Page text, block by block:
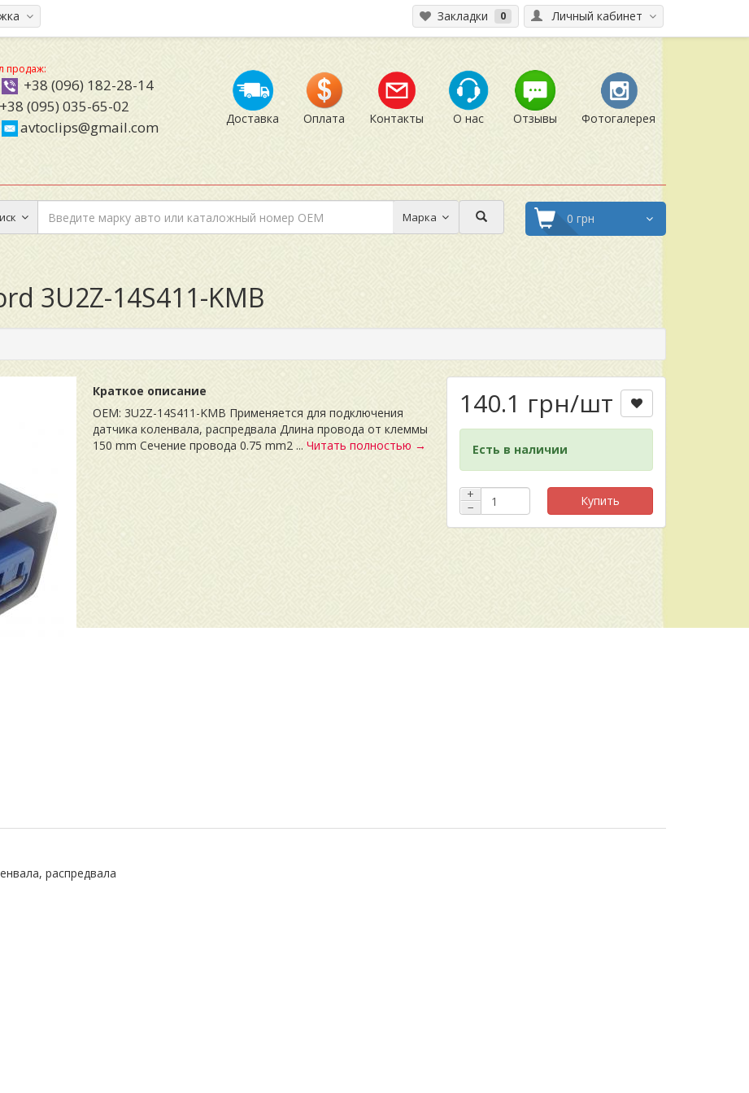
Личный кабинет
Закладки 0
продаж:
+38 (096) 182-28-14
+38 (095) 035-65-02
avtoclips@gmail.com
Доставка Оплата Контакты О нас Отзывы Фотогалерея
Марка 0 грн
3U2Z-14S411-KMB
Краткое описание
OEM: 3U2Z-14S411-KMB Применяется для подключения
датчика коленвала, распредвала Длина провода от клеммы
150 mm Сечение провода 0.75 mm2 ... Читать полностью →
140.1 грн/шт
Есть в наличии
+
−
Купить
распредвала